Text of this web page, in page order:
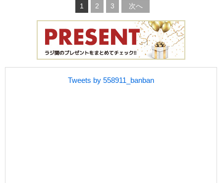
1 2 3 次へ
Tweets by 558911_banban